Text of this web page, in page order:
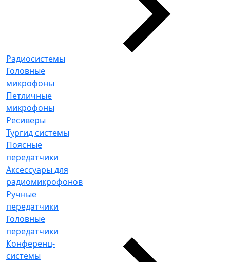
Радиосистемы
Головные
микрофоны
Петличные
микрофоны
Ресиверы
Тургид системы
Поясные
передатчики
Аксессуары для
радиомикрофонов
Ручные
передатчики
Головные
передатчики
Конференц-
системы